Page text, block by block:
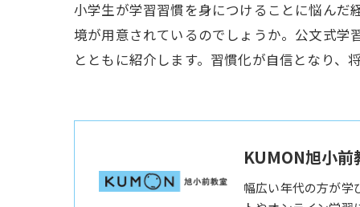
小学生が学習習慣を身につけることに悩んだ
境が用意されているのでしょうか。公文式学
とともに紹介します。習慣化が自信となり、
KUMON旭小前
幅広い年代の方が学